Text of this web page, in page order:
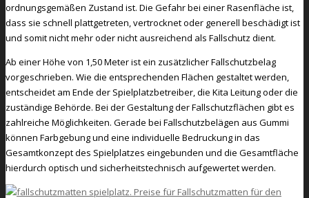
ordnungsgemäßen Zustand ist. Die Gefahr bei einer Rasenfläche ist,
dass sie schnell plattgetreten, vertrocknet oder generell beschädigt ist
und somit nicht mehr oder nicht ausreichend als Fallschutz dient.
Ab einer Höhe von 1,50 Meter ist ein zusätzlicher Fallschutzbelag
vorgeschrieben. Wie die entsprechenden Flächen gestaltet werden,
entscheidet am Ende der Spielplatzbetreiber, die Kita Leitung oder die
zuständige Behörde. Bei der Gestaltung der Fallschutzflächen gibt es
zahlreiche Möglichkeiten. Gerade bei Fallschutzbelägen aus Gummi
können Farbgebung und eine individuelle Bedruckung in das
Gesamtkonzept des Spielplatzes eingebunden und die Gesamtfläche
hierdurch optisch und sicherheitstechnisch aufgewertet werden.